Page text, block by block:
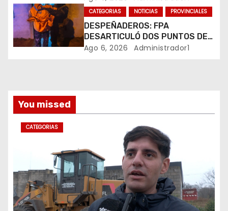
r
a
s
CATEGORIAS NOTICIAS PROVINCIALES
DESPEÑADEROS: FPA
DESARTICULÓ DOS PUNTOS DE
VENTA DE DROGAS. TRES
Ago 6, 2026 Administrador1
You missed
CATEGORIAS